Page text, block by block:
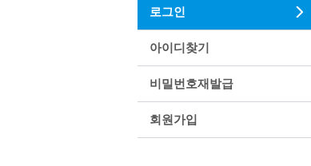
로그인
아이디찾기
비밀번호재발급
회원가입